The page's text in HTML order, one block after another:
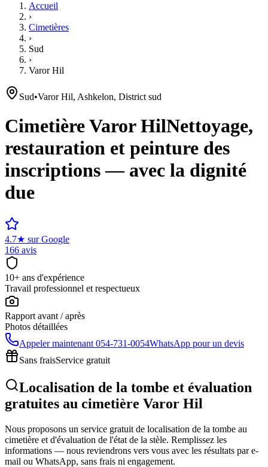
Accueil
›
Cimetières
›
Sud
›
Varor Hil
Sud•Varor Hil, Ashkelon, District sud
CimetièreVaror HilNettoyage,
restauration et peinture des
inscriptions — avec la dignité
due
4.7★ sur Google
166 avis
10+ ans d'expérience
Travail professionnel et respectueux
Rapport avant / après
Photos détaillées
Appeler maintenant 054-731-0054WhatsApp pour un devis
Sans fraisService gratuit
Localisation de la tombe et évaluation
gratuites au cimetière Varor Hil
Nous proposons un service gratuit de localisation de la tombe au
cimetière et d'évaluation de l'état de la stèle. Remplissez les
informations — nous reviendrons vers vous avec les résultats par e-
mail ou WhatsApp, sans frais ni engagement.